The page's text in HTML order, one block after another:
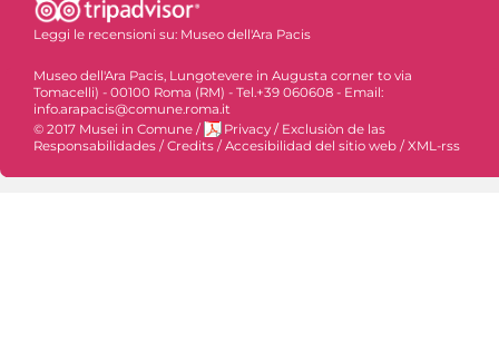
Leggi le recensioni su: Museo dell'Ara Pacis
Museo dell'Ara Pacis, Lungotevere in Augusta corner to via
Tomacelli) - 00100 Roma (RM) - Tel.+39 060608 - Email:
info.arapacis@comune.roma.it
© 2017 Musei in Comune / Privacy / Exclusiòn de las
Responsabilidades / Credits / Accesibilidad del sitio web / XML-rss